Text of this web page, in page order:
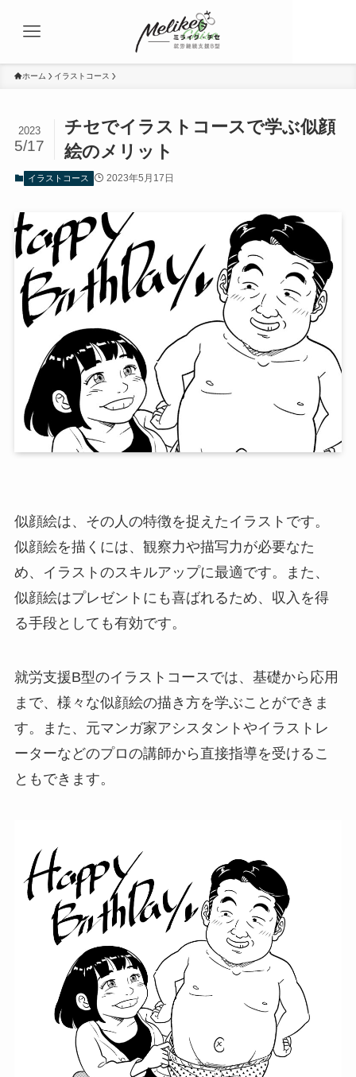
ホーム イラストコース
チセでイラストコースで学ぶ似顔
絵のメリット
2023
5/17
イラストコース 2023年5月17日
似顔絵は、その人の特徴を捉えたイラストです。
似顔絵を描くには、観察力や描写力が必要なた
め、イラストのスキルアップに最適です。また、
似顔絵はプレゼントにも喜ばれるため、収入を得
る手段としても有効です。
就労支援B型のイラストコースでは、基礎から応用
まで、様々な似顔絵の描き方を学ぶことができま
す。また、元マンガ家アシスタントやイラストレ
ーターなどのプロの講師から直接指導を受けるこ
ともできます。